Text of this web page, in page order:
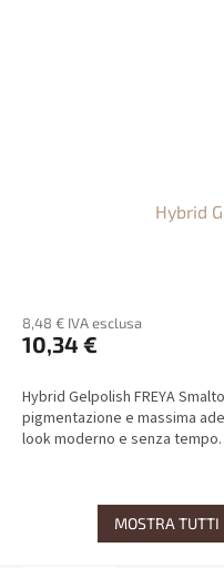
Hybrid
8,48 € IVA esclusa
10,34 €
Hybrid Gelpolish FREYA
pigmentazione e massima
look moderno e senza tempo.
MOSTRA TUTTI